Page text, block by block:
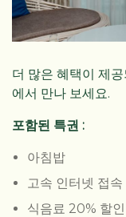
더 많은 혜택이 제
에서 만나 보세요.
포함된 특권 :
아침밥
고속 인터넷 접속
식음료 20% 할인